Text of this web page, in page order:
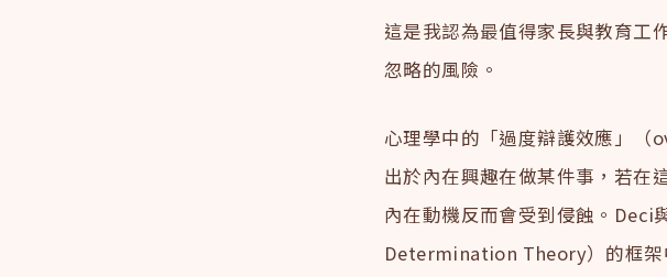
這是我認為最值得家長與教育工
忽略的風險。
心理學中的「過度辯護效應」
出於內在興趣在做某件事，若在
內在動機反而會受到侵蝕。Deci
Determination Theory）的框架